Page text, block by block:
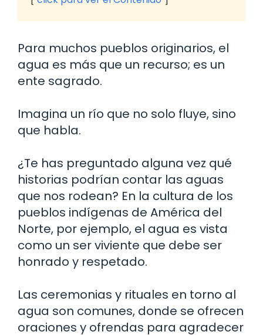
Para muchos pueblos originarios, el
agua es más que un recurso; es un
ente sagrado.
Imagina un río que no solo fluye, sino
que habla.
¿Te has preguntado alguna vez qué
historias podrían contar las aguas
que nos rodean? En la cultura de los
pueblos indígenas de América del
Norte, por ejemplo, el agua es vista
como un ser viviente que debe ser
honrado y respetado.
Las ceremonias y rituales en torno al
agua son comunes, donde se ofrecen
oraciones y ofrendas para agradecer